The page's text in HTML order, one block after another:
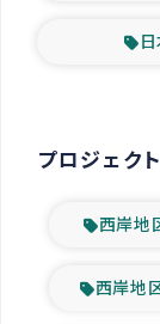
プロジェクト
西岸地
西岸地